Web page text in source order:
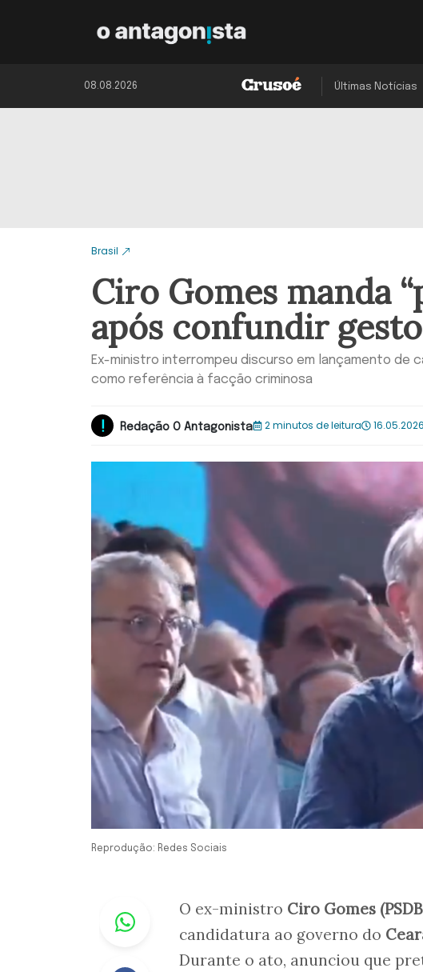
08.08.2026 Últimas Notícias
Brasil
Ciro Gomes manda
após confundir
Ex-ministro interrompeu discurso em lançamento de
como referência à facção criminosa
Redação O Antagonista 2 minutos de leitura
Reprodução: Redes Sociais
Whastapp
Facebook
O ex-ministro Ciro Gomes
candidatura ao governo do
Durante o ato, anunciou que